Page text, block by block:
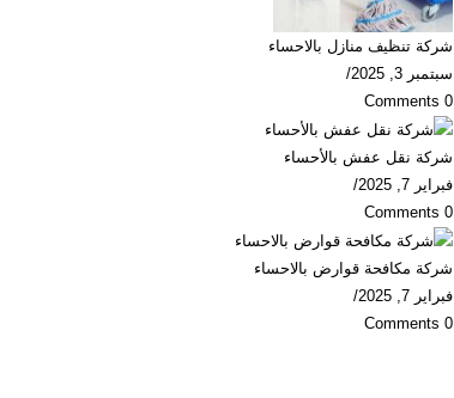
شركة تنظيف منازل بالاحساء
سبتمبر 3, 2025
/
0 Comments
شركة نقل عفش بالأحساء
فبراير 7, 2025
/
0 Comments
شركة مكافحة قوارض بالاحساء
فبراير 7, 2025
/
0 Comments